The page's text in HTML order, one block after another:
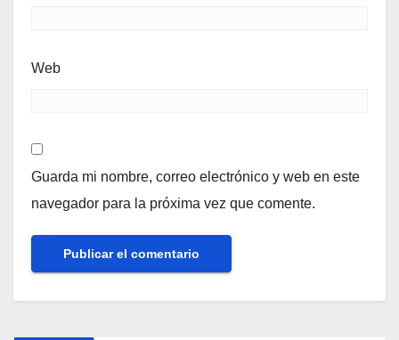
Web
Guarda mi nombre, correo electrónico y web en este
navegador para la próxima vez que comente.